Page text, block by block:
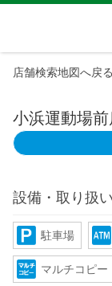
店舗検索地図へ戻る
小浜運動場
設備・取り扱
駐車場
マルチコピー